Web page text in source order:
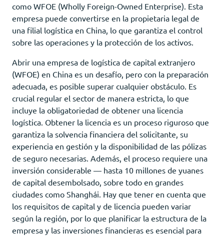
como WFOE (Wholly Foreign-Owned Enterprise). Esta
empresa puede convertirse en la propietaria legal de
una filial logística en China, lo que garantiza el control
sobre las operaciones y la protección de los activos.
Abrir una empresa de logística de capital extranjero
(WFOE) en China es un desafío, pero con la preparación
adecuada, es posible superar cualquier obstáculo. Es
crucial regular el sector de manera estricta, lo que
incluye la obligatoriedad de obtener una licencia
logística. Obtener la licencia es un proceso riguroso que
garantiza la solvencia financiera del solicitante, su
experiencia en gestión y la disponibilidad de las pólizas
de seguro necesarias. Además, el proceso requiere una
inversión considerable — hasta 10 millones de yuanes
de capital desembolsado, sobre todo en grandes
ciudades como Shanghái. Hay que tener en cuenta que
los requisitos de capital y de licencia pueden variar
según la región, por lo que planificar la estructura de la
empresa y las inversiones financieras es esencial para